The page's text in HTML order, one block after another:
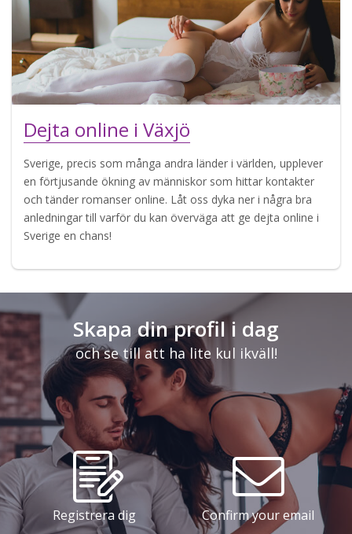
Dejta online i Växjö
Sverige, precis som många andra länder i världen, upplever
en förtjusande ökning av människor som hittar kontakter
och tänder romanser online. Låt oss dyka ner i några bra
anledningar till varför du kan överväga att ge dejta online i
Sverige en chans!
Skapa din profil i dag
och se till att ha lite kul ikväll!
Registrera dig Confirm your email